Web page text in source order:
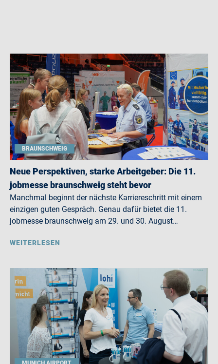
BRAUNSCHWEIG
Neue Perspektiven, starke Arbeitgeber: Die 11.
jobmesse braunschweig steht bevor
Manchmal beginnt der nächste Karriereschritt mit einem
einzigen guten Gespräch. Genau dafür bietet die 11.
jobmesse braunschweig am 29. und 30. August…
WEITERLESEN